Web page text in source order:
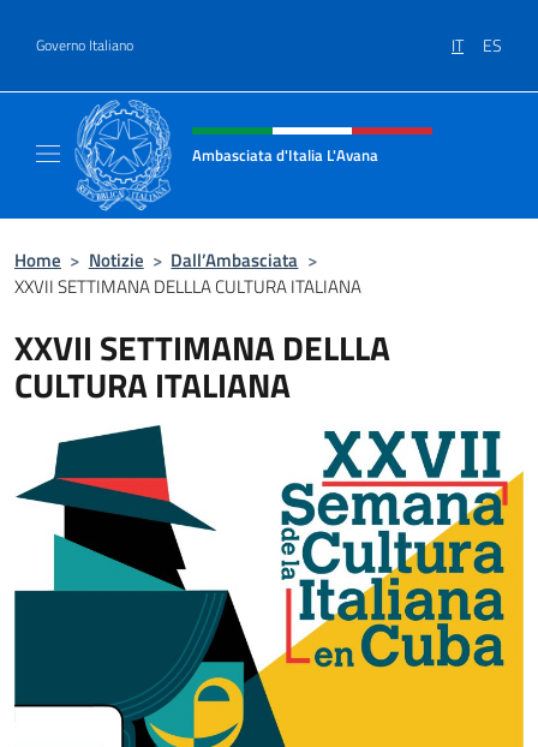
Governo Italiano IT ES
Intestazione sito, social e menù
Ambasciata d'Italia L'Avana
Home > Notizie > Dall’Ambasciata >
XXVII SETTIMANA DELLLA CULTURA ITALIANA
XXVII SETTIMANA DELLLA
CULTURA ITALIANA